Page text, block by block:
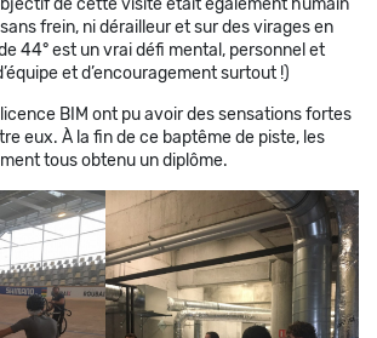
frein, ni dérailleur et sur des virages en
44° est un vrai défi mental, personnel et
et d’encouragement surtout !)
BIM ont pu avoir des sensations fortes
eux. À la fin de ce baptême de piste, les
tous obtenu un diplôme.